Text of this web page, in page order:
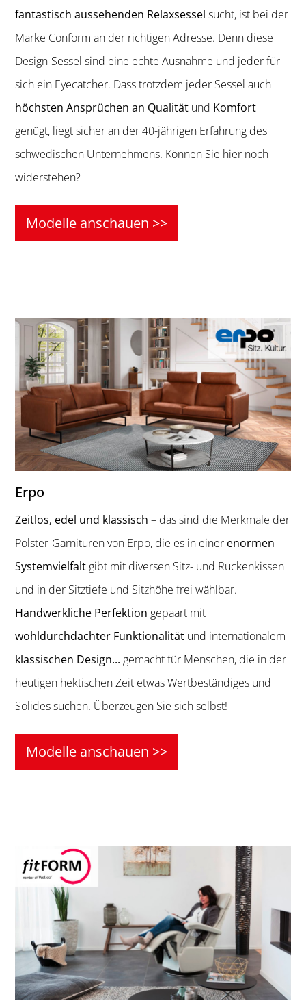
fantastisch aussehenden Relaxsessel sucht, ist bei der
Marke Conform an der richtigen Adresse. Denn diese
Design-Sessel sind eine echte Ausnahme und jeder für
sich ein Eyecatcher. Dass trotzdem jeder Sessel auch
höchsten Ansprüchen an Qualität und Komfort
genügt, liegt sicher an der 40-jährigen Erfahrung des
schwedischen Unternehmens. Können Sie hier noch
widerstehen?
Modelle anschauen >>
Erpo
Zeitlos, edel und klassisch – das sind die Merkmale der
Polster-Garnituren von Erpo, die es in einer enormen
Systemvielfalt gibt mit diversen Sitz- und Rückenkissen
und in der Sitztiefe und Sitzhöhe frei wählbar.
Handwerkliche Perfektion gepaart mit
wohldurchdachter Funktionalität und internationalem
klassischen Design... gemacht für Menschen, die in der
heutigen hektischen Zeit etwas Wertbeständiges und
Solides suchen. Überzeugen Sie sich selbst!
Modelle anschauen >>